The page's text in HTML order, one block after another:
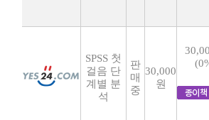
SPSS 첫
걸음 단
계별 분
석
판
매
중
30,000
원